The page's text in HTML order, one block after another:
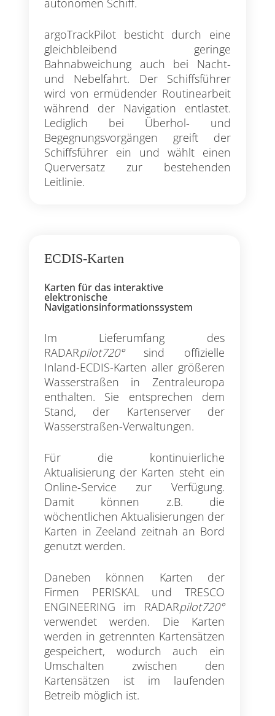
argoTrackPilot besticht durch eine
gleichbleibend geringe
Bahnabweichung auch bei Nacht-
und Nebelfahrt. Der Schiffsführer
wird von ermüdender Routinearbeit
während der Navigation entlastet.
Lediglich bei Überhol- und
Begegnungsvorgängen greift der
Schiffsführer ein und wählt einen
Querversatz zur bestehenden
Leitlinie.
ECDIS-Karten
Karten für das interaktive
elektronische
Navigationsinformationssystem
Im Lieferumfang des
RADARpilot720°sind offizielle
Inland-ECDIS-Karten aller größeren
Wasserstraßen in Zentraleuropa
enthalten. Sie entsprechen dem
Stand, der Kartenserver der
Wasserstraßen-Verwaltungen.
Für die kontinuierliche
Aktualisierung der Karten steht ein
Online-Service zur Verfügung.
Damit können z.B. die
wöchentlichen Aktualisierungen der
Karten in Zeeland zeitnah an Bord
genutzt werden.
Daneben können Karten der
Firmen PERISKAL und TRESCO
ENGINEERING im RADARpilot720°
verwendet werden. Die Karten
werden in getrennten Kartensätzen
gespeichert, wodurch auch ein
Umschalten zwischen den
Kartensätzen ist im laufenden
Betreib möglich ist.